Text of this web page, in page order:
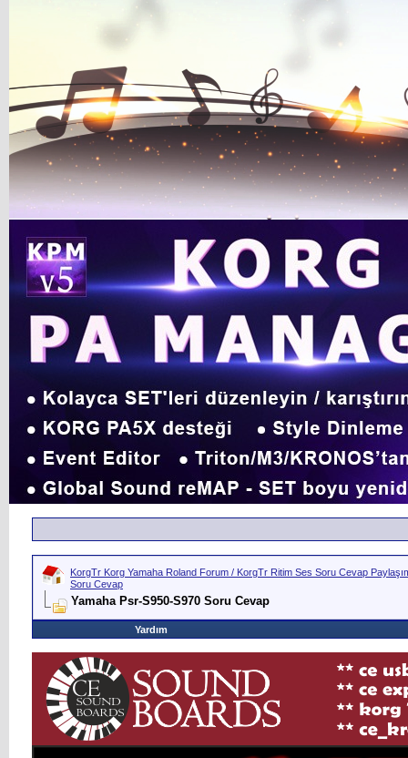
KorgTr Korg Yamaha Roland Forum / KorgTr Ritim Ses Soru Cevap
Soru Cevap
Yamaha Psr-S950-S970 Soru Cevap
Yardım